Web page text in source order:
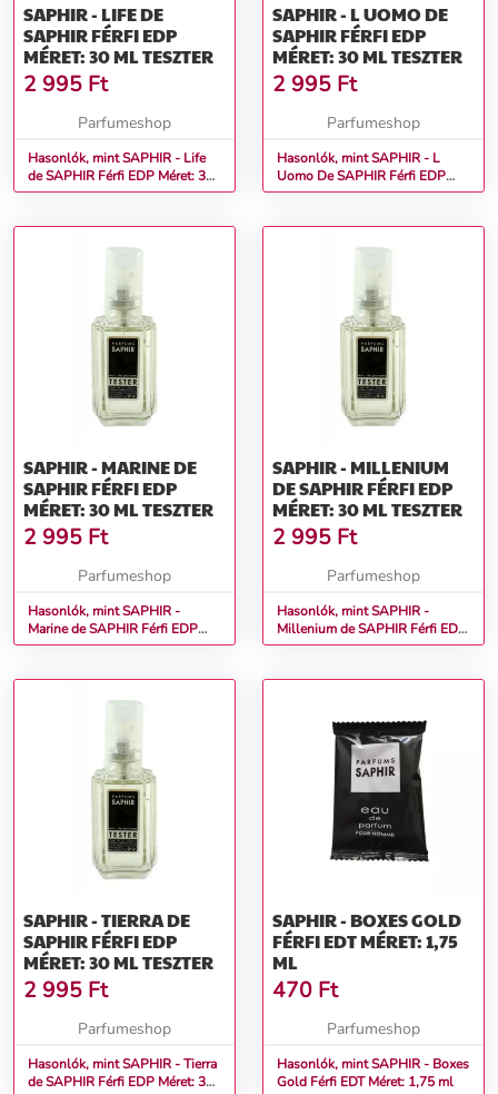
SAPHIR - LIFE DE
SAPHIR FÉRFI EDP
MÉRET: 30 ML TESZTER
2 995 Ft
Parfumeshop
Hasonlók, mint SAPHIR - Life
de SAPHIR Férfi EDP Méret: 30
ml teszter
SAPHIR - L UOMO DE
SAPHIR FÉRFI EDP
MÉRET: 30 ML TESZTER
2 995 Ft
Parfumeshop
Hasonlók, mint SAPHIR - L
Uomo De SAPHIR Férfi EDP
Méret: 30 ml teszter
SAPHIR - MARINE DE
SAPHIR FÉRFI EDP
MÉRET: 30 ML TESZTER
2 995 Ft
Parfumeshop
Hasonlók, mint SAPHIR -
Marine de SAPHIR Férfi EDP
Méret: 30 ml teszter
SAPHIR - MILLENIUM
DE SAPHIR FÉRFI EDP
MÉRET: 30 ML TESZTER
2 995 Ft
Parfumeshop
Hasonlók, mint SAPHIR -
Millenium de SAPHIR Férfi EDP
Méret: 30 ml teszter
SAPHIR - TIERRA DE
SAPHIR FÉRFI EDP
MÉRET: 30 ML TESZTER
2 995 Ft
Parfumeshop
Hasonlók, mint SAPHIR - Tierra
de SAPHIR Férfi EDP Méret: 30
SAPHIR - BOXES GOLD
FÉRFI EDT MÉRET: 1,75
ML
470 Ft
Parfumeshop
Hasonlók, mint SAPHIR - Boxes
Gold Férfi EDT Méret: 1,75 ml